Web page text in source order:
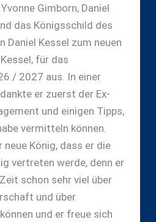
Gimborn, Daniel
das Königsschild des
Daniel Kessel zum neuen
für das
/ 2027 aus. In einer
er zuerst der Ex-
und einigen Tipps,
vermitteln können.
neue König, dass er die
vertreten werde, denn er
schon sehr viel über
und über
und er freue sich